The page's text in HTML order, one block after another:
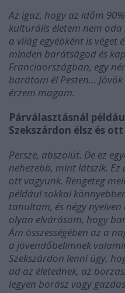
Az igaz, hogy az időm
kulturális életem nem
a világ egyébként is
minden barátságod és
Franciaországban, egy
barátom él Pesten… Jövök
érzem magam.
Párválasztásnál
Szekszárdon élsz és
Persze, abszolút. De ez
nehezebb, mint látszik.
ott vagyunk. Rengeteg
például sokkal
tanultam, és négy nyelven
olyan elvárásom, hogy
Ám összességében az a
a jövendőbelimnek
Szekszárdon lenni úgy,
ad az életednek, az
legyen borász vagy